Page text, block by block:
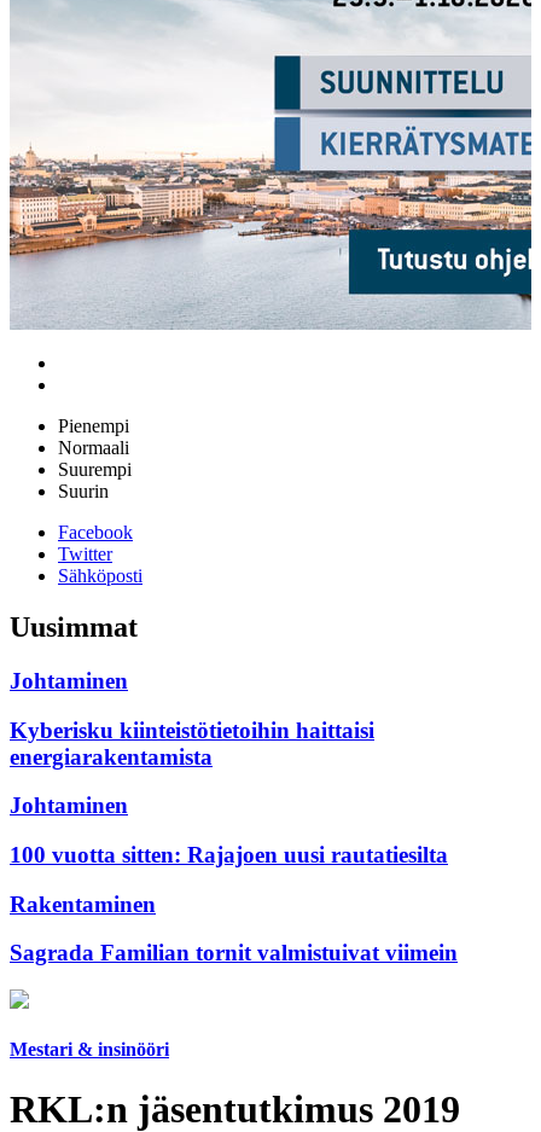
Pienempi
Normaali
Suurempi
Suurin
Facebook
Twitter
Sähköposti
Uusimmat
Johtaminen
Kyberisku kiinteistötietoihin haittaisi
energiarakentamista
Johtaminen
100 vuotta sitten: Rajajoen uusi rautatiesilta
Rakentaminen
Sagrada Familian tornit valmistuivat viimein
Mestari & insinööri
RKL:n jäsentutkimus 2019